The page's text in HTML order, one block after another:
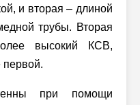
и вторая – длиной
трубы. Вторая
высокий КСВ,
первой.
при помощи